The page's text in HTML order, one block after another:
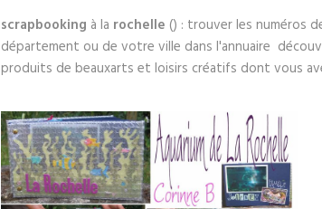
scrapbooking à la rochelle () : trouver les numéros
département ou de votre ville dans l'annuaire
produits de beauxarts et loisirs créatifs dont vous